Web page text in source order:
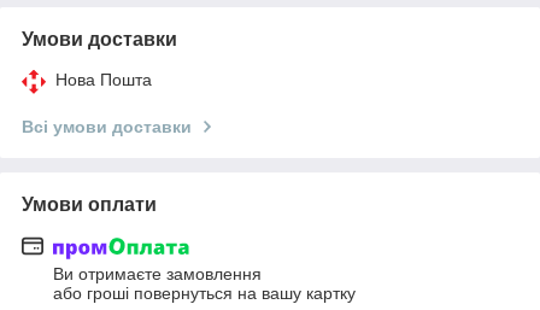
Умови доставки
Нова Пошта
Всі умови доставки
Умови оплати
Ви отримаєте замовлення
або гроші повернуться на вашу картку